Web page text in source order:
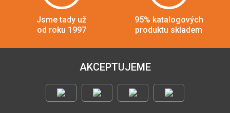
Jsme tady už
od roku 1997
95% katalogových
produktu skladem
AKCEPTUJEME